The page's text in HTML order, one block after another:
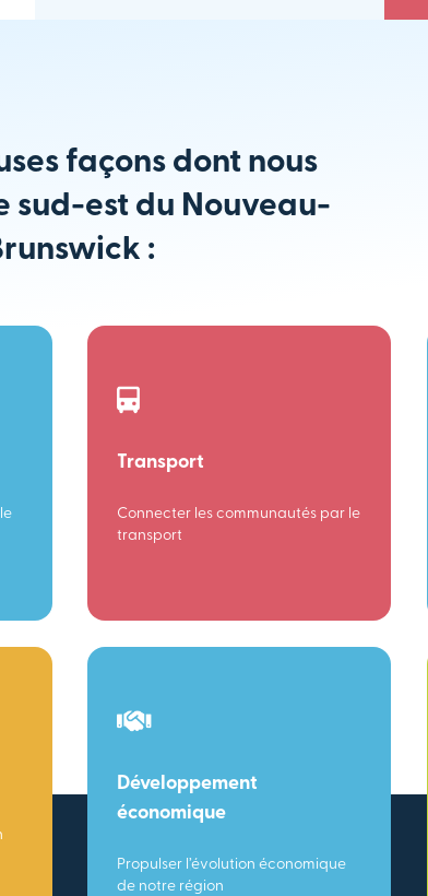
façons dont nous
sud-est du Nouveau-
:
Transport
Connecter les communautés par le
transport
Développement
économique
Propulser l’évolution économique
de notre région